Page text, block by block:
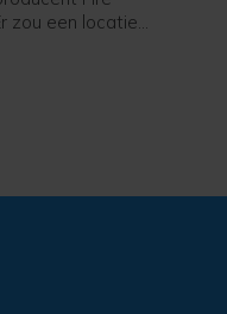
zou een locatie